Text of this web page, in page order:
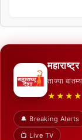
ताज्या
🔔 Breaking Alerts
📺 Live TV